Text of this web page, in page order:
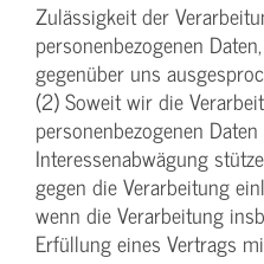
Zulässigkeit der
personenbezogenen
gegenüber uns
(2) Soweit wir die
personenbezogenen
Interessenabwägung
gegen die Verarbeitung
wenn die Verarbeitung
Erfüllung eines Vertrags